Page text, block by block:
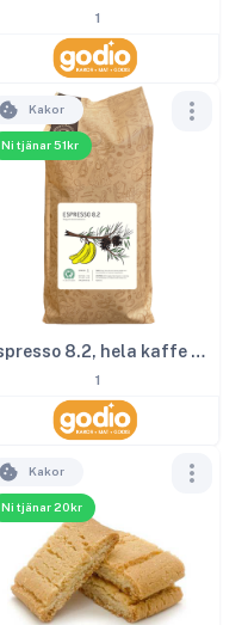
1
Ni tjänar 51kr
Kakor
Espresso 8.2, hela kaffe bönor, 1000g
1
Ni tjänar 20kr
Kakor